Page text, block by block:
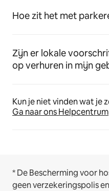
Hoe zit het met
Zijn er lokale
op verhuren in mijn
Kun je niet vinden wat je
Ga naar ons Helpcentrum
* De Bescherming voor
geen verzekeringspolis